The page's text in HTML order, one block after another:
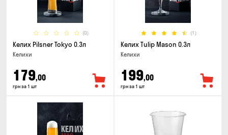
(0)
Келих Pilsner Tokyo 0.3л
Келихи
179,00
грн за 1 шт
(1)
Келих Tulip Mason 0.3л
Келихи
199,00
грн за 1 шт